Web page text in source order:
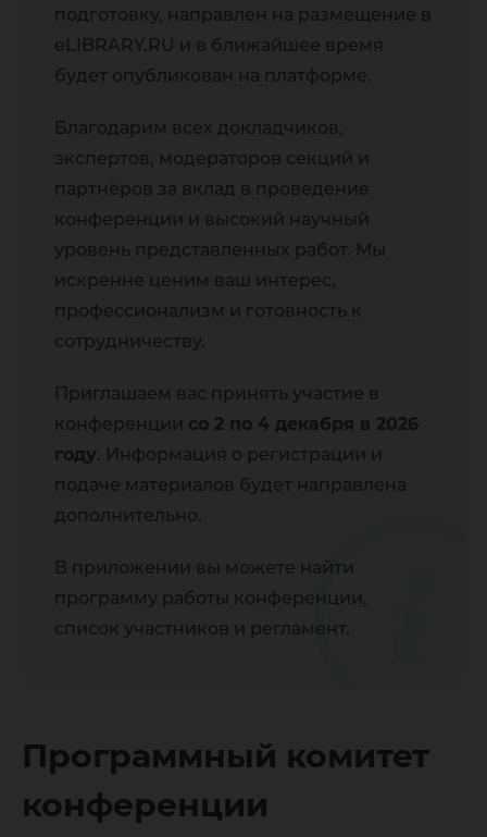
подготовку, направлен на размещение в
eLIBRARY.RU и в ближайшее время
будет опубликован на платформе.
Благодарим всех докладчиков,
экспертов, модераторов секций и
партнёров за вклад в проведение
конференции и высокий научный
уровень представленных работ. Мы
искренне ценим ваш интерес,
профессионализм и готовность к
сотрудничеству.
Приглашаем вас принять участие в
конференции со 2 по 4 декабря в 2026
году. Информация о регистрации и
подаче материалов будет направлена
дополнительно.
В приложении вы можете найти
программу работы конференции,
список участников и регламент.
Программный комитет
конференции